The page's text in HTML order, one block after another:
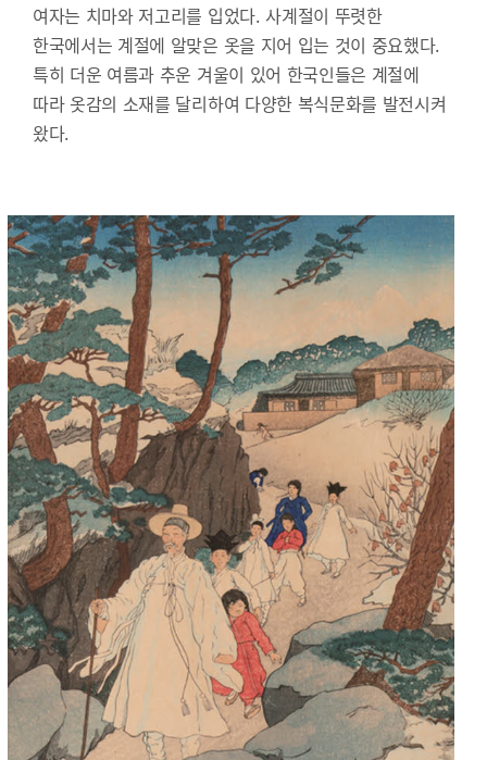
여자는 치마와 저고리를 입었다. 사계절이 뚜렷한
한국에서는 계절에 알맞은 옷을 지어 입는 것이 중요했다.
특히 더운 여름과 추운 겨울이 있어 한국인들은 계절에
따라 옷감의 소재를 달리하여 다양한 복식문화를 발전시켜
왔다.